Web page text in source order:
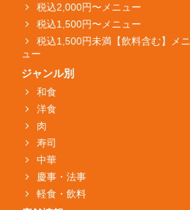
税込2,000円〜メニュー
税込1,500円〜メニュー
税込1,500円未満【飲料含む】メニ
ュー
ジャンル別
和食
洋食
肉
寿司
中華
慶事・法事
軽食・飲料